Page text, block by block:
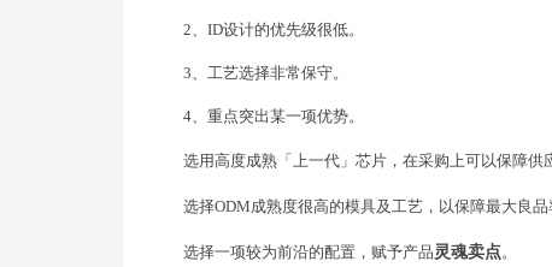
2、ID设计的优先级很低。
3、工艺选择非常保守。
4、重点突出某一项优势。
选用高度成熟「上一代」芯片，在采购上可以保障供
选择ODM成熟度很高的模具及工艺，以保障最大良品
选择一项较为前沿的配置，赋予产品灵魂卖点。